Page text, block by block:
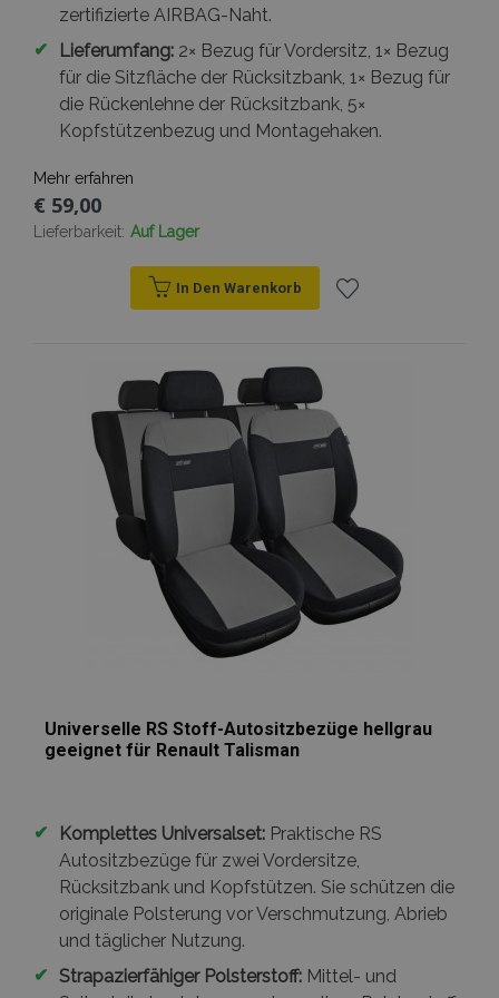
zertifizierte AIRBAG-Naht.
✔
Lieferumfang: 2× Bezug für Vordersitz, 1× Bezug
für die Sitzfläche der Rücksitzbank, 1× Bezug für
die Rückenlehne der Rücksitzbank, 5×
Kopfstützenbezug und Montagehaken.
Mehr erfahren
€ 59,00
Lieferbarkeit: Auf Lager
In Den Warenkorb
hinzufügen
Universelle RS Stoff-Autositzbezüge hellgrau
geeignet für Renault Talisman
✔ Komplettes Universalset: Praktische RS
Autositzbezüge für zwei Vordersitze,
Rücksitzbank und Kopfstützen. Sie schützen die
originale Polsterung vor Verschmutzung, Abrieb
und täglicher Nutzung.
✔ Strapazierfähiger Polsterstoff: Mittel- und